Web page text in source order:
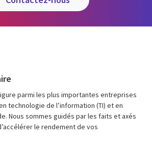
parmi les plus importantes entreprises
technologie de l’information (TI) et en
Nous sommes guidés par les faits et axés
le rendement de vos